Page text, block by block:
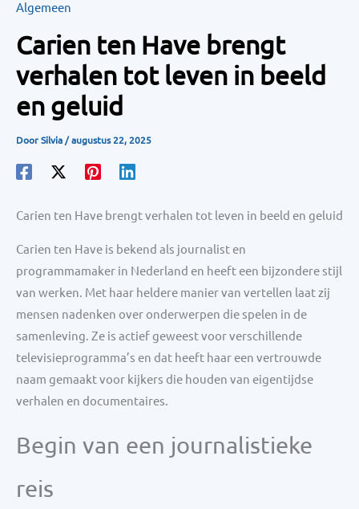
Algemeen
Carien ten Have brengt
verhalen tot leven in beeld
en geluid
DoorSilvia/augustus 22, 2025
Carien ten Have brengt verhalen tot leven in beeld en geluid
Carien ten Have is bekend als journalist en
programmamaker in Nederland en heeft een bijzondere stijl
van werken. Met haar heldere manier van vertellen laat zij
mensen nadenken over onderwerpen die spelen in de
samenleving. Ze is actief geweest voor verschillende
televisieprogramma’s en dat heeft haar een vertrouwde
naam gemaakt voor kijkers die houden van eigentijdse
verhalen en documentaires.
Begin van een journalistieke
reis